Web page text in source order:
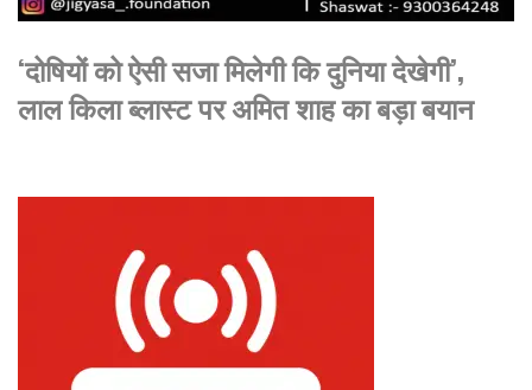
‘दोषियों को ऐसी सजा मिलेगी कि दुनिया देखेगी’,
लाल किला ब्लास्ट पर अमित शाह का बड़ा बयान